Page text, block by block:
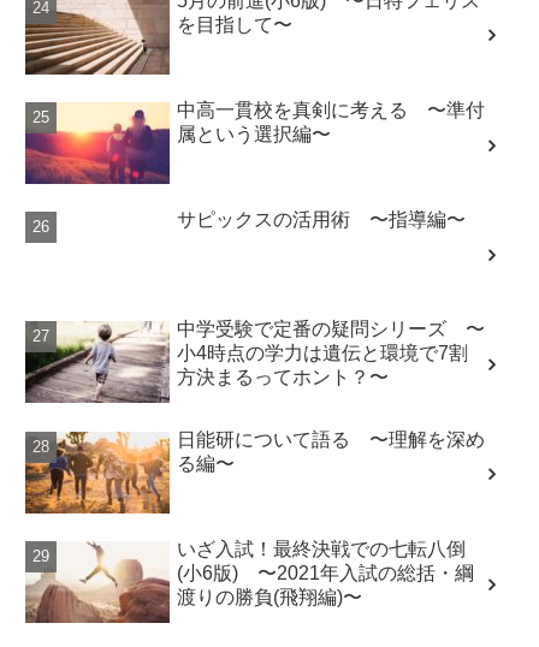
を目指して〜
中高一貫校を真剣に考える 〜準付
属という選択編〜
サピックスの活用術 〜指導編〜
中学受験で定番の疑問シリーズ 〜
小4時点の学力は遺伝と環境で7割
方決まるってホント？〜
日能研について語る 〜理解を深め
る編〜
いざ入試！最終決戦での七転八倒
(小6版) 〜2021年入試の総括・綱
渡りの勝負(飛翔編)〜